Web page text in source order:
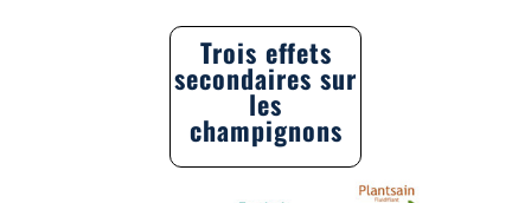
Trois effets
secondaires sur
les
champignons